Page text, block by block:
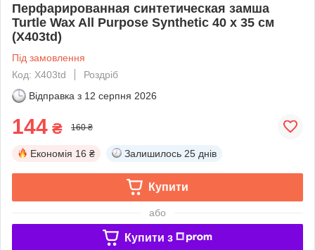
Перфарированная синтетическая замша
Turtle Wax All Purpose Synthetic 40 x 35 см
(X403td)
Під замовлення
Код: X403td
Роздріб
Відправка з 12 серпня 2026
144 ₴ 160 ₴
Економія 16 ₴ Залишилось 25 днів
Купити
або
Купити з